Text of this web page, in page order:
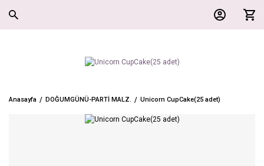
Anasayfa DOĞUMGÜNÜ-PARTİ MALZ. Unicorn CupCake(25 adet)